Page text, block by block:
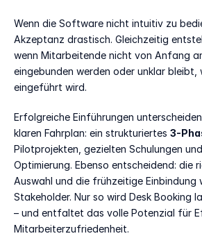
Wenn die Software nicht intuitiv zu
Akzeptanz drastisch. Gleichzeitig
wenn Mitarbeitende nicht von Anfang
eingebunden werden oder unklar bleibt,
eingeführt wird.
Erfolgreiche Einführungen
klaren Fahrplan: ein strukturiertes 3-
Pilotprojekten, gezielten Schulungen
Optimierung. Ebenso entscheidend: die
Auswahl und die frühzeitige Einbindung
Stakeholder. Nur so wird Desk Booking
– und entfaltet das volle Potenzial für
Mitarbeiterzufriedenheit.